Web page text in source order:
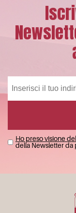
Ho preso visione
della Newsletter da